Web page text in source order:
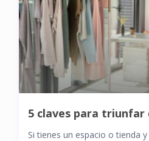
5 claves para triunfar
Si tienes un espacio o tienda